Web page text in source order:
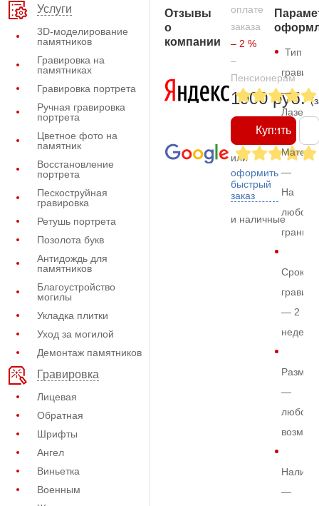
Услуги
3D-моделирование
памятников
Гравировка на
памятниках
Гравировка портрета
Ручная гравировка
портрета
Цветное фото на
памятник
Восстановление
портрета
Пескоструйная
гравировка
Ретушь портрета
Позолота букв
Антидождь для
памятников
Благоустройство
могилы
Укладка плитки
Уход за могилой
Демонтаж памятников
Гравировка
Лицевая
Обратная
Шрифты
Ангел
Виньетка
Военным
Отзывы
о
компании
оплате
заказа
– 2 %
–
Пенсионерам
1900 руб.
Купить
или
оформить
быстрый
заказ
и наличные
Тип
—
—
На
любом
граните
Срок
— 2
недели
Размер
—
любой
—